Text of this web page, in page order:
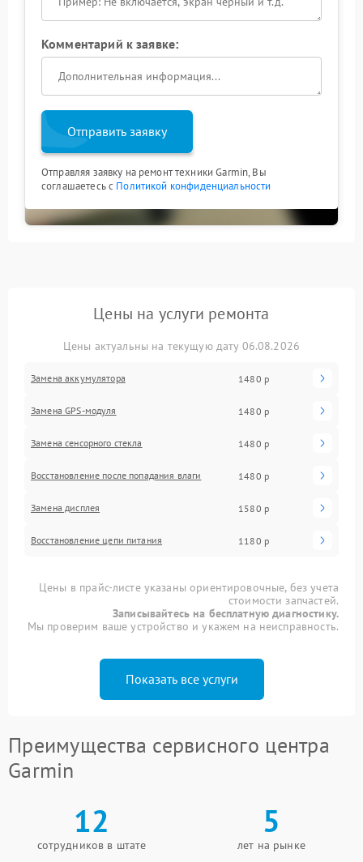
Комментарий к заявке:
Отправить заявку
Отправляя заявку на ремонт техники Garmin, Вы
соглашаетесь с Политикой конфиденциальности
Цены на услуги ремонта
Цены актуальны на текущую дату 06.08.2026
Замена аккумулятора 1480 р
Замена GPS-модуля 1480 р
Замена сенсорного стекла 1480 р
Восстановление после попадания влаги 1480 р
Замена дисплея 1580 р
Восстановление цепи питания 1180 р
Цены в прайс-листе указаны ориентировочные, без учета
стоимости запчастей.
Записывайтесь на бесплатную диагностику.
Мы проверим ваше устройство и укажем на неисправность.
Показать все услуги
Преимущества сервисного центра
Garmin
12
сотрудников в штате
5
лет на рынке